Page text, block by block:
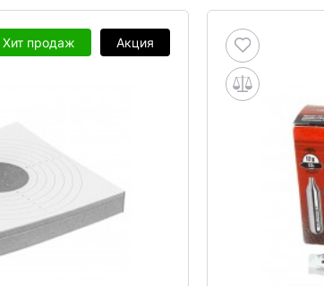
Хит продаж Акция